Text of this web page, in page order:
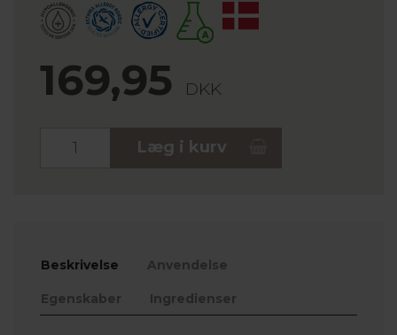
169,95 DKK
Læg i kurv
Beskrivelse Anvendelse
Egenskaber Ingredienser